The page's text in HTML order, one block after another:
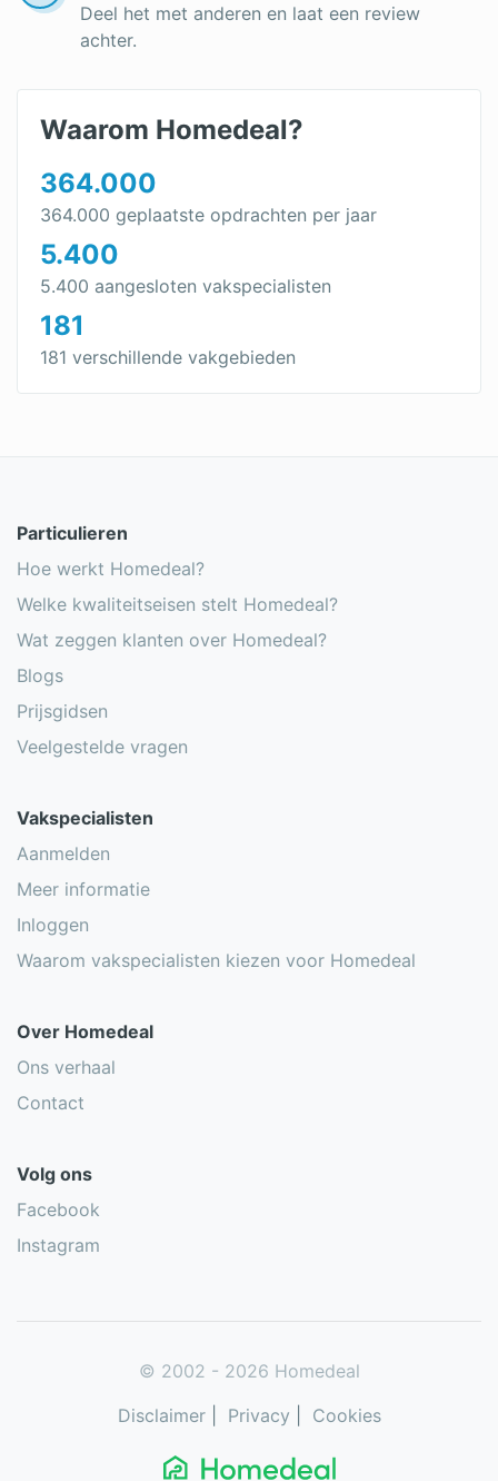
Deel het met anderen en laat een review
achter.
Waarom Homedeal?
364.000
364.000 geplaatste opdrachten per jaar
5.400
5.400 aangesloten vakspecialisten
181
181 verschillende vakgebieden
Particulieren
Hoe werkt Homedeal?
Welke kwaliteitseisen stelt Homedeal?
Wat zeggen klanten over Homedeal?
Blogs
Prijsgidsen
Veelgestelde vragen
Vakspecialisten
Aanmelden
Meer informatie
Inloggen
Waarom vakspecialisten kiezen voor Homedeal
Over Homedeal
Ons verhaal
Contact
Volg ons
Facebook
Instagram
© 2002 - 2026 Homedeal
Disclaimer| Privacy Cookies